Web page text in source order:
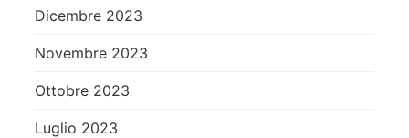
Dicembre 2023
Novembre 2023
Ottobre 2023
Luglio 2023